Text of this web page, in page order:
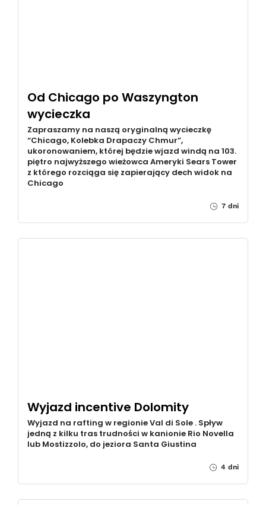
Od Chicago po Waszyngton
wycieczka
Zapraszamy na naszą oryginalną wycieczkę
“Chicago, Kolebka Drapaczy Chmur”,
ukoronowaniem, której będzie wjazd windą na 103.
piętro najwyższego wieżowca Ameryki Sears Tower
z którego rozciąga się zapierający dech widok na
Chicago
7 dni
Wyjazd incentive Dolomity
Wyjazd na rafting w regionie Val di Sole . Spływ
jedną z kilku tras trudności w kanionie Rio Novella
lub Mostizzolo, do jeziora Santa Giustina
4 dni